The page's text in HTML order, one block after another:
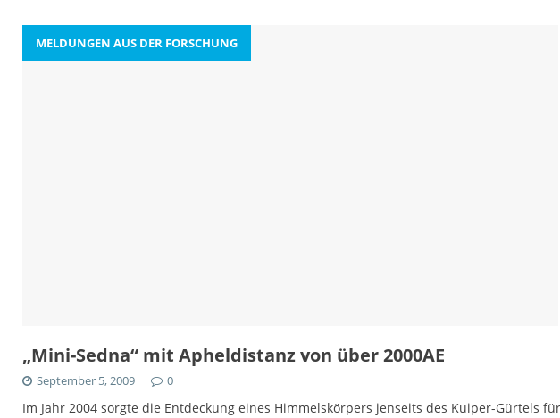
MELDUNGEN AUS DER FORSCHUNG
„Mini-Sedna“ mit Apheldistanz von über 2000AE
September 5, 2009 0
Im Jahr 2004 sorgte die Entdeckung eines Himmelskörpers jenseits des Kuiper-Gürtels